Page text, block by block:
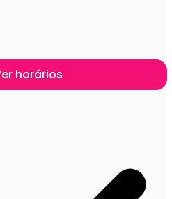
horários